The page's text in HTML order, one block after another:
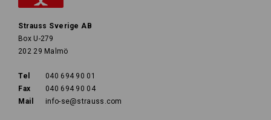
Strauss Sverige AB
Box U-279
202 29 Malmö
Tel
040 694 90 01
Fax
040 694 90 04
Mail
info-se@strauss.com